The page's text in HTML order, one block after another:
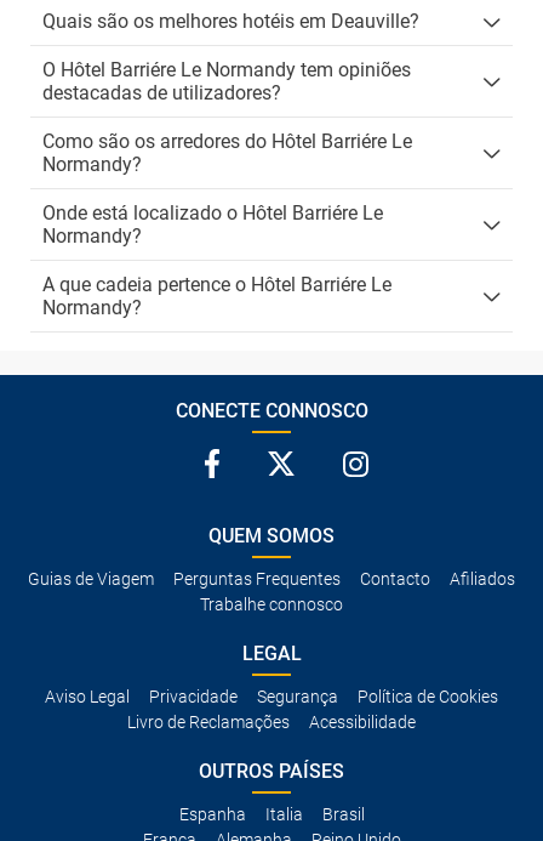
Quais são os melhores hotéis em Deauville?
O Hôtel Barriére Le Normandy tem opiniões
destacadas de utilizadores?
Como são os arredores do Hôtel Barriére Le
Normandy?
Onde está localizado o Hôtel Barriére Le
Normandy?
A que cadeia pertence o Hôtel Barriére Le
Normandy?
CONECTE CONNOSCO
QUEM SOMOS
Guias de Viagem Perguntas Frequentes Contacto
Afiliados
Trabalhe connosco
LEGAL
Aviso Legal Privacidade Segurança
Política de Cookies
Livro de Reclamações
Acessibilidade
OUTROS PAÍSES
Espanha Italia
Brasil